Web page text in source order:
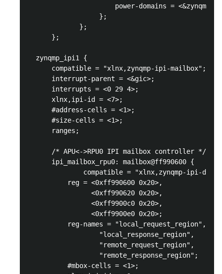
power-domains =
                  };
             };
      };
  zynqmp_ipi1 {
      compatible = "xlnx,zynqmp-ipi-mailbox";
      interrupt-parent = <&gic>;
      interrupts = <0 29 4>;
      xlnx,ipi-id = <7>;
      #address-cells = <1>;
      #size-cells = <1>;
      ranges;
      /* APU<->RPU0 IPI mailbox controller */
      ipi_mailbox_rpu0: mailbox@ff990600 {
compatible = "xlnx,zynqmp-ipi-
          reg = <0xff990600 0x20>,
                <0xff990620 0x20>,
                <0xff9900c0 0x20>,
                <0xff9900e0 0x20>;
          reg-names = "local_request_region",
                  "local_response_region",
                  "remote_request_region",
                  "remote_response_region";
          #mbox-cells = <1>;